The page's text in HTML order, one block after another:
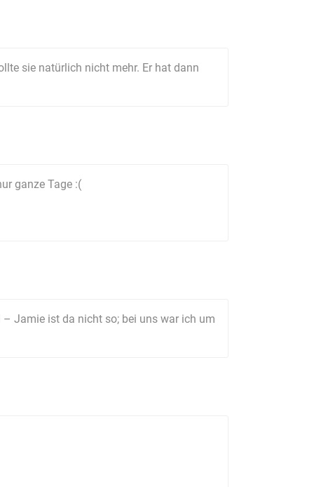
sie natürlich nicht mehr. Er hat dann
ganze Tage :(
– Jamie ist da nicht so; bei uns war ich um